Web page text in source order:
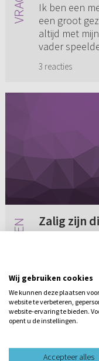
Ik ben een
een groot
altijd met
vader
3 reacties
Zalig zijn
iemand die
gelovige. Is
omdat er nog
Geen reacties
Wij gebruiken cookies
We kunnen deze plaatsen
website te verbeteren,
website-ervaring te bieden.
opent u de instellingen.
Accepteer alles